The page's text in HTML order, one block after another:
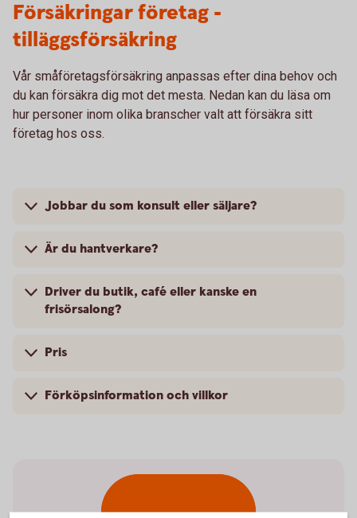
Försäkringar företag -
tilläggsförsäkring
Vår småföretagsförsäkring anpassas efter dina behov och
du kan försäkra dig mot det mesta. Nedan kan du läsa om
hur personer inom olika branscher valt att försäkra sitt
företag hos oss.
Jobbar du som konsult eller säljare?
Är du hantverkare?
Driver du butik, café eller kanske en
frisörsalong?
Pris
Förköpsinformation och villkor